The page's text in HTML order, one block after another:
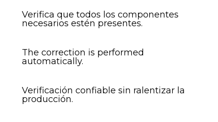
Verifica que todos los componentes
necesarios estén presentes.
The correction is performed
automatically.
Verificación confiable sin ralentizar la
producción.